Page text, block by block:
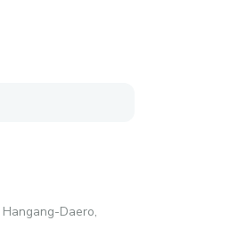
Hangang-Daero,